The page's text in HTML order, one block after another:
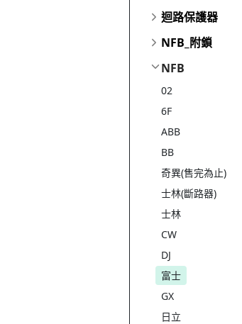
迴路保護器
NFB_附鎖
NFB
02
6F
ABB
BB
奇異(售完為止)
士林(斷路器)
士林
CW
DJ
富士
GX
日立